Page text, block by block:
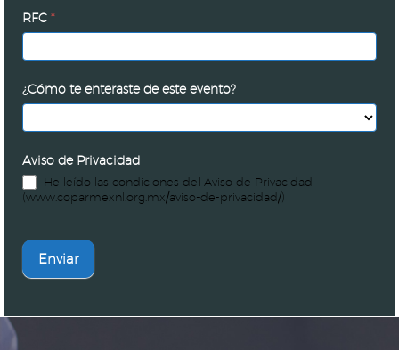
RFC*
¿Cómo te enteraste de este evento?
Aviso de Privacidad
He leído las condiciones del Aviso de Privacidad
(www.coparmexnl.org.mx/aviso-de-privacidad/)
Enviar